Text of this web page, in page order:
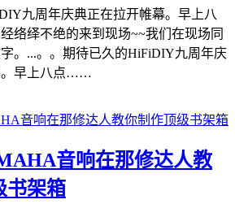
九周年庆典正在拉开帷幕。早上八
络绎不绝的来到现场~~我们在现场同
。...。。期待已久的HiFiDIY九周年庆
。早上八点……
音响在那修达人教
书架箱